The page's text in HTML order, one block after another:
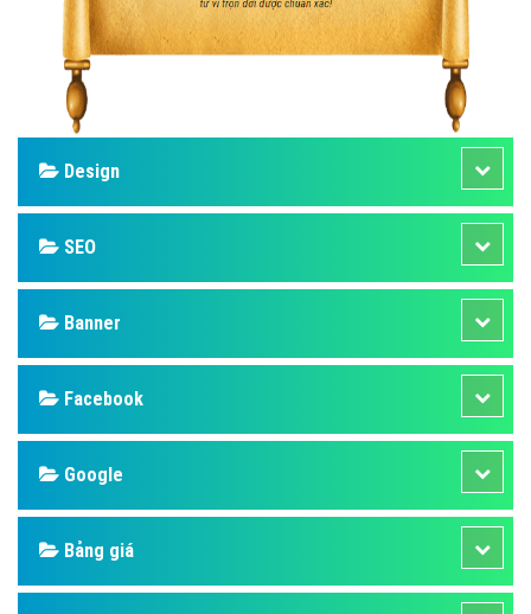
Design
SEO
Banner
Facebook
Google
Bảng giá